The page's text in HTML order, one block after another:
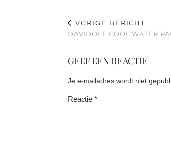
VORIGE BERICHT
DAVIDOFF COOL WATER
GEEF EEN REACTIE
Je e-mailadres wordt niet
Reactie *